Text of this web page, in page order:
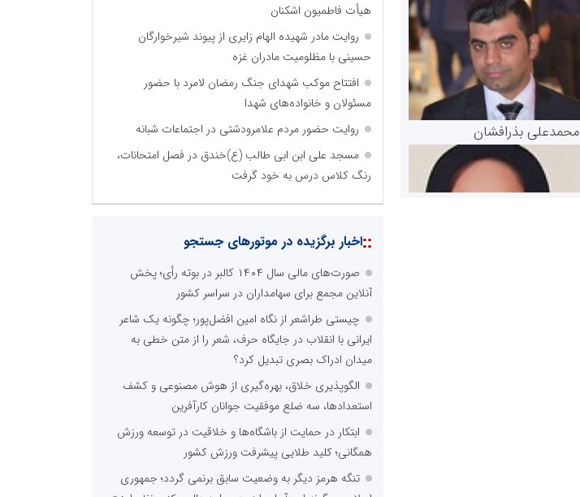
محمدعلی بذرافشان
هیأت فاطمیون اشکنان
روایت مادر شهیده الهام زایری از پیوند شیرخوارگان
حسینی با مظلومیت مادران غزه
افتتاح موکب شهدای جنگ رمضان لامرد با حضور
مسئولان و خانواده‌های شهدا
روایت حضور مردم علامرودشتی در اجتماعات شبانه
مسجد علی ابن ابی طالب (ع)خندق در فصل امتحانات،
رنگ کلاس درس به خود گرفت
نظرسنجی
مهمترین نیازمندی ساختار اطلاع رسانی روابط عمومی های
نوین کدام گزینه است؟
راه اندازی خبرگزاری داخلی
همراهی شبکه های اجتماعی و پیام رسان ها
آرشیو غنی و قابل دسترس
ارائه خدمات آموزشی برای مخاطیان هدف
درج کلیه خدمات اطلاع رسانی در بستر اینترنت
کاهش هزینه های درج خبر در رسانه ها